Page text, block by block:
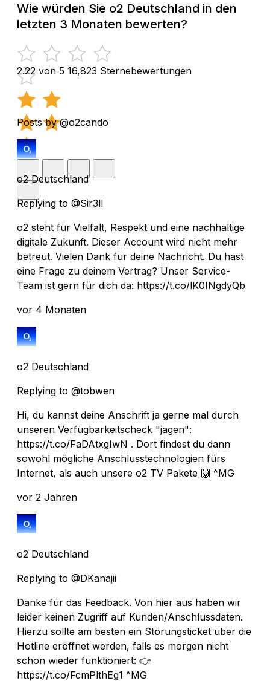
Wie würden Sie o2 Deutschland in den
letzten 3 Monaten bewerten?
2.22 von 5 16,823 Sternebewertungen
Posts by @o2cando
o2 Deutschland
Replying to @Sir3ll
o2 steht für Vielfalt, Respekt und eine nachhaltige
digitale Zukunft. Dieser Account wird nicht mehr
betreut. Vielen Dank für deine Nachricht. Du hast
eine Frage zu deinem Vertrag? Unser Service-
Team ist gern für dich da: https://t.co/lK0INgdyQb
vor 4 Monaten
o2 Deutschland
Replying to @tobwen
Hi, du kannst deine Anschrift ja gerne mal durch
unseren Verfügbarkeitscheck "jagen":
https://t.co/FaDAtxgIwN . Dort findest du dann
sowohl mögliche Anschlusstechnologien fürs
Internet, als auch unsere o2 TV Pakete 🙌 ^MG
vor 2 Jahren
o2 Deutschland
Replying to @DKanajii
Danke für das Feedback. Von hier aus haben wir
leider keinen Zugriff auf Kunden/Anschlussdaten.
Hierzu sollte am besten ein Störungsticket über die
Hotline eröffnet werden, falls es morgen nicht
schon wieder funktioniert: 👉
https://t.co/FcmPlthEg1 ^MG